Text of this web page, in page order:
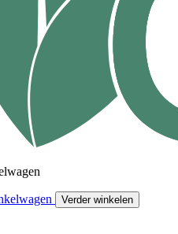
Verder winkelen